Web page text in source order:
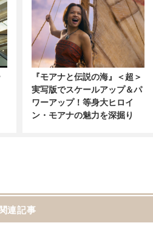
『モアナと伝説の海』＜超＞
実写版でスケールアップ＆パ
ワーアップ！等身大ヒロイ
ン・モアナの魅力を深掘り
関連記事